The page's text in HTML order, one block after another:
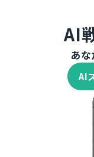
AI
あ
AI